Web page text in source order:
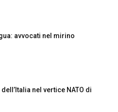
avvocati nel mirino
dell’Italia nel vertice NATO di